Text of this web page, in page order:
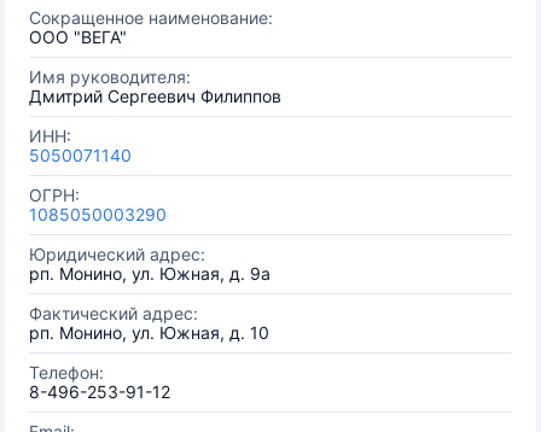
Сокращенное наименование:
ООО "ВЕГА"
Имя руководителя:
Дмитрий Сергеевич Филиппов
ИНН:
5050071140
ОГРН:
1085050003290
Юридический адрес:
рп. Монино, ул. Южная, д. 9а
Фактический адрес:
рп. Монино, ул. Южная, д. 10
Телефон:
8-496-253-91-12